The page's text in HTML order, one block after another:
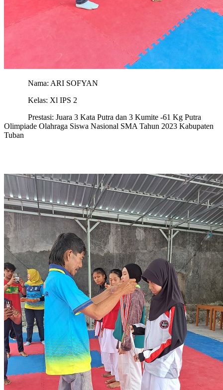
Nama: ARI SOFYAN
Kelas: Xl IPS 2
Prestasi: Juara 3 Kata Putra dan 3 Kumite -61 Kg Putra
Olimpiade Olahraga Siswa Nasional SMA Tahun 2023 Kabupaten
Tuban